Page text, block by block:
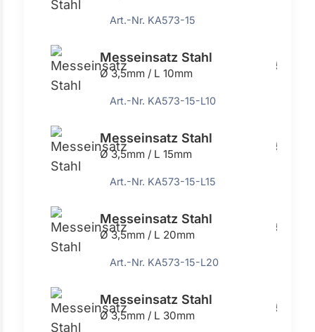
Art.-Nr. KA573-15
Messeinsatz Stahl
Ø 3,5mm / L 10mm
5,58 €
Art.-Nr. KA573-15-L10
Messeinsatz Stahl
Ø 3,5mm / L 15mm
5,58 €
Art.-Nr. KA573-15-L15
Messeinsatz Stahl
Ø 3,5mm / L 20mm
5,58 €
Art.-Nr. KA573-15-L20
Messeinsatz Stahl
Ø 3,5mm / L 30mm
5,58 €